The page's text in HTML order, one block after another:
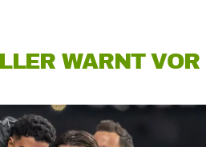
WARNT VOR